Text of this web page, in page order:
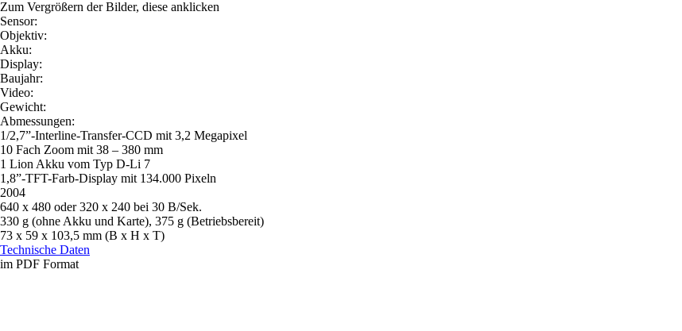
Zum Vergrößern der Bilder, diese anklicken
Sensor:
Objektiv:
Akku:
Display:
Baujahr:
Video:
Gewicht:
Abmessungen:
1/2,7”-Interline-Transfer-CCD mit 3,2 Megapixel
10 Fach Zoom mit 38 – 380 mm
1 Lion Akku vom Typ D-Li 7
1,8”-TFT-Farb-Display mit 134.000 Pixeln
2004
640 x 480 oder 320 x 240 bei 30 B/Sek.
330 g (ohne Akku und Karte), 375 g (Betriebsbereit)
73 x 59 x 103,5 mm (B x H x T)
Technische Daten
im PDF Format